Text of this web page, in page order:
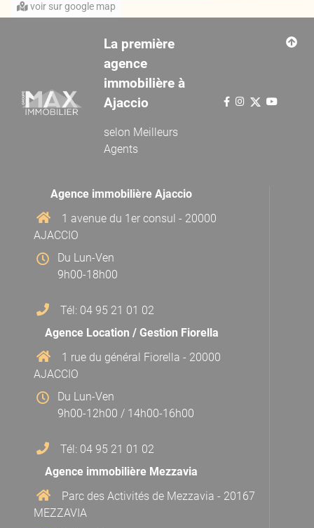
voir sur google map
La première
agence
immobilière à
Ajaccio
selon Meilleurs
Agents
Agence immobilière Ajaccio
1 avenue du 1er consul - 20000
AJACCIO
Du Lun-Ven
9h00-18h00
Tél: 04 95 21 01 02
Agence Location / Gestion Fiorella
1 rue du général Fiorella - 20000
AJACCIO
Du Lun-Ven
9h00-12h00 / 14h00-16h00
Tél: 04 95 21 01 02
Agence immobilière Mezzavia
Parc des Activités de Mezzavia - 20167
MEZZAVIA